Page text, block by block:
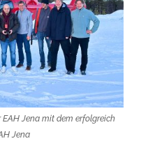
Jena mit dem erfolgreich
Jena